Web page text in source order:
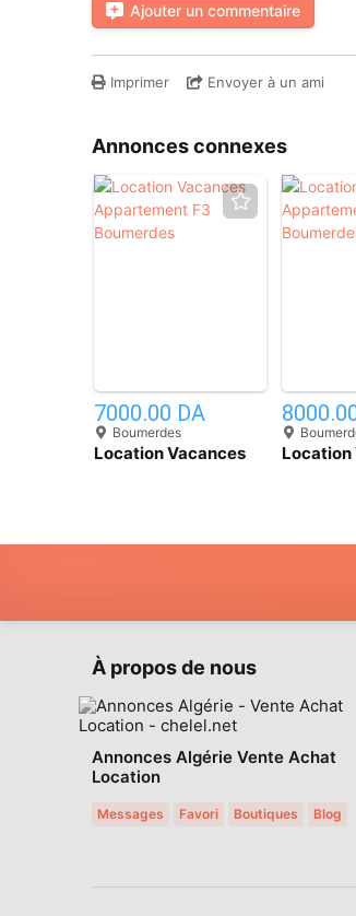
Ajouter un commentaire
Imprimer Envoyer à un ami
Annonces connexes
7000.00 DA
Boumerdes
Location Vacances
Location
À propos de nous
Annonces Algérie Vente Achat
Location
Messages Favori Boutiques Blog